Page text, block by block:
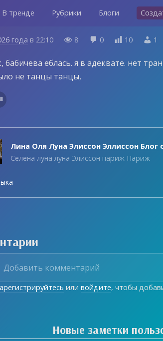
В тренде Рубрики Блоги
года в 22:10  8  0  10  1
бабичева еблась. я в адеквате. нет
не танцы танцы,
Лина Оля Луна Элиссон Эллиссон Блог
Селена луна луна Элиссон париж Париж
иливойдите, чтобы
Новые заметки